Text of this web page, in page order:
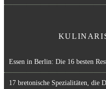
Essen in Berlin: Die 16 besten
17 bretonische Spezialitäten, die